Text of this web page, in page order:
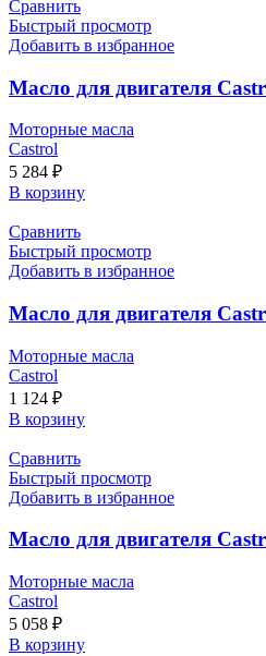
Сравнить
Быстрый просмотр
Добавить в избранное
Масло для двигателя
Моторные масла
Castrol
5 284 ₽
В корзину
Сравнить
Быстрый просмотр
Добавить в избранное
Масло для двигателя
Моторные масла
Castrol
1 124 ₽
В корзину
Сравнить
Быстрый просмотр
Добавить в избранное
Масло для двигателя
Моторные масла
Castrol
5 058 ₽
В корзину